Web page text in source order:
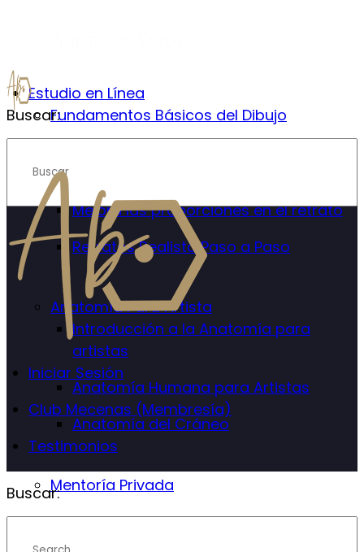
Estudio en Línea
Fundamentos Básicos del Dibujo
Mejora las proporciones en el retrato
Retratos Realista Paso a Paso
Anatomía Para Artista
Introducción a la Anatomía para
artistas
Anatomía Humana para Artistas
Anatomía del Cráneo
Mentoría Privada
Info
Buscar:
Iniciar Sesión
Club Mecenas (Membresía)
Testimonios
Buscar: